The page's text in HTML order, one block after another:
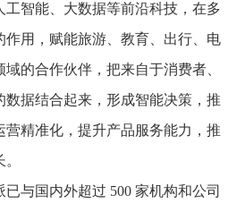
工智能、大数据等前沿科技，在多
作用，赋能旅游、教育、出行、电
的合作伙伴，把来自于消费者、
数据结合起来，形成智能决策，推
营精准化，提升产品服务能力，推
国内外超过 500 家机构和公司